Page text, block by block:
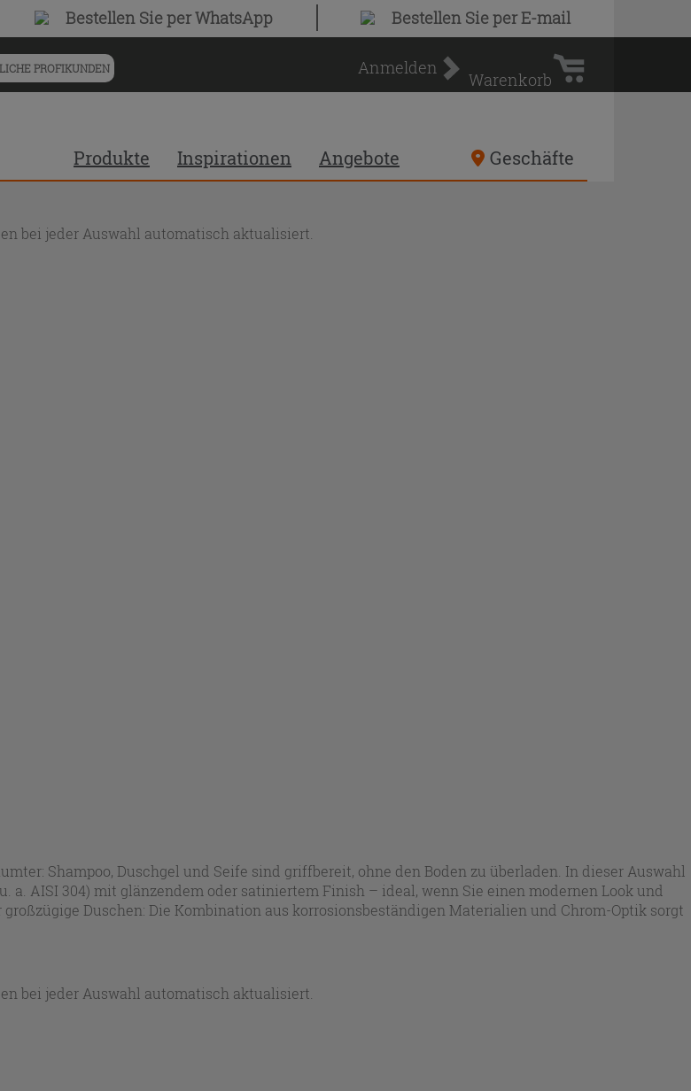
Bestellen Sieper WhatsApp Bestellen Sieper E-mail
PROFIKUNDEN Anmelden
Warenkorb
Warenkorb
Produkte Inspirationen Angebote Geschäfte
bei jeder Auswahl automatisch aktualisiert.
Shampoo, Duschgel und Seife sind griffbereit, ohne den Boden zu überladen. In dieser Auswahl
a. AISI 304) mit glänzendem oder satiniertem Finish – ideal, wenn Sie einen modernen Look und
Duschen: Die Kombination aus korrosionsbeständigen Materialien und Chrom-Optik sorgt
und Badstile einfügt.
bei jeder Auswahl automatisch aktualisiert.